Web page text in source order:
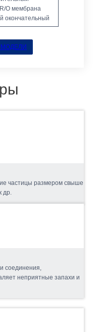
O мембрана
окончательный
частицы размером свыше
др.
соединения,
неприятные запахи и